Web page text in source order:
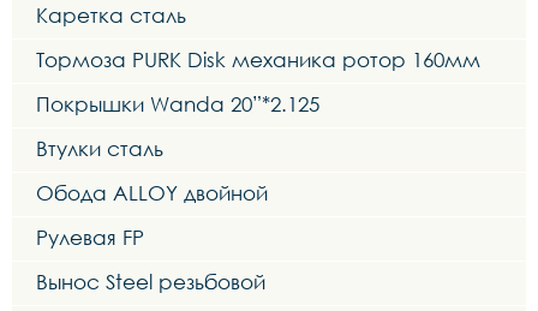
Каретка сталь
Тормоза PURK Disk механика ротор 160мм
Покрышки Wanda 20”*2.125
Втулки сталь
Обода ALLOY двойной
Рулевая FP
Вынос Steel резьбовой